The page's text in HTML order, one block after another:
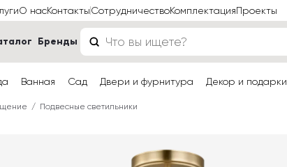
О насКонтактыСотрудничествоКомплектацияПроекты
Бренды
Ванная Сад Двери и фурнитура Декор и подарки
Подвесные светильники